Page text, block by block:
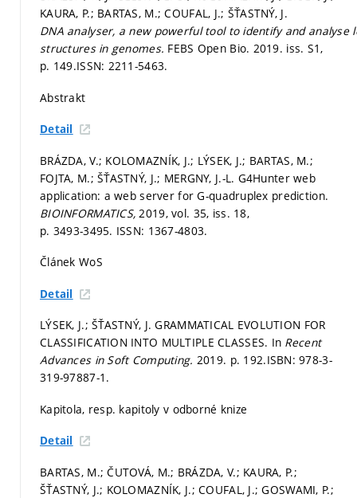
KAURA, P.; BARTAS, M.; COUFAL, J.; ŠŤASTNÝ, J.
DNA analyser, a new powerful tool to identify and analyse
structures in genomes. FEBS Open Bio. 2019. iss. S1,
p. 149.ISSN: 2211-5463.
Abstrakt
Detail
BRÁZDA, V.; KOLOMAZNÍK, J.; LÝSEK, J.; BARTAS, M.;
FOJTA, M.; ŠŤASTNÝ, J.; MERGNY, J.-L. G4Hunter web
application: a web server for G-quadruplex prediction.
BIOINFORMATICS, 2019, vol. 35, iss. 18,
p. 3493-3495. ISSN: 1367-4803.
Článek WoS
Detail
LÝSEK, J.; ŠŤASTNÝ, J. GRAMMATICAL EVOLUTION FOR
CLASSIFICATION INTO MULTIPLE CLASSES. In Recent
Advances in Soft Computing. 2019. p. 192.ISBN: 978-3-
319-97887-1.
Kapitola, resp. kapitoly v odborné knize
Detail
BARTAS, M.; ČUTOVÁ, M.; BRÁZDA, V.; KAURA, P.;
ŠŤASTNÝ, J.; KOLOMAZNÍK, J.; COUFAL, J.; GOSWAMI, P.;